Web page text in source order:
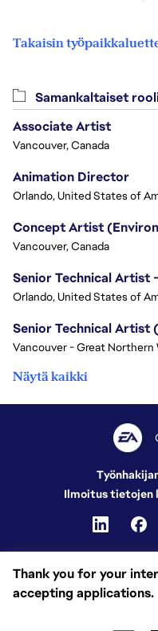
Takaisin
Thank you for your
accepting applications.
Samankaltaiset
Associate Artist
Vancouver, Canada
Animation Director
Orlando, United States of
Concept Artist
Vancouver, Canada
Senior Technical Artist
Orlando, United States of
Senior Technical Artist
Vancouver - Great Northern
Näytä kaikki
Ilmoitus tietojen